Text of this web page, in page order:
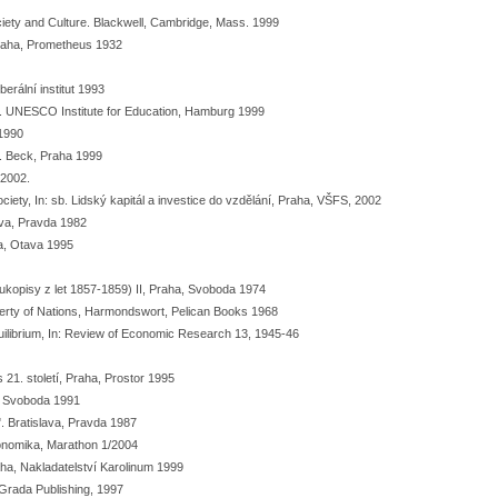
and Culture. Blackwell, Cambridge, Mass. 1999
Prometheus 1932
institut 1993
Institute for Education, Hamburg 1999
Beck, Praha 1999
In: sb. Lidský kapitál a investice do vzdělání, Praha, VŠFS, 2002
Pravda 1982
Otava 1995
z let 1857-1859) II, Praha, Svoboda 1974
of Nations, Harmondswort, Pelican Books 1968
In: Review of Economic Research 13, 1945-46
21. století, Praha, Prostor 1995
1991
Bratislava, Pravda 1987
Marathon 1/2004
Nakladatelství Karolinum 1999
Publishing, 1997